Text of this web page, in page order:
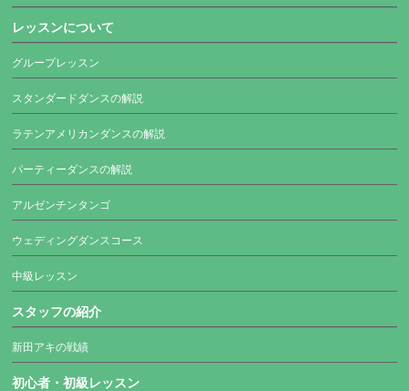
レッスンについて
グループレッスン
スタンダードダンスの解説
ラテンアメリカンダンスの解説
パーティーダンスの解説
アルゼンチンタンゴ
ウェディングダンスコース
中級レッスン
スタッフの紹介
新田アキの戦績
初心者・初級レッスン